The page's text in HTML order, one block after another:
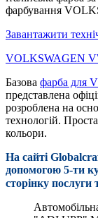
фарбування
Завантажити
VOLKSWAGEN
Базова фарба для
представлена
розроблена на
технологій.
кольори.
На сайті
допомогою 5-ти
сторінку послуги